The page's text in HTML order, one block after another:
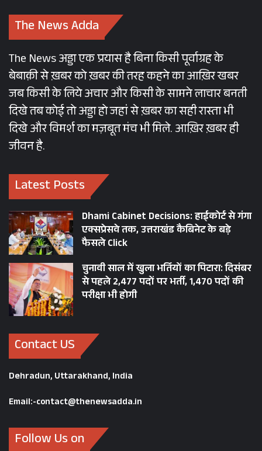
The News Adda
The News अड्डा एक प्रयास है बिना किसी पूर्वाग्रह के
बेबाक़ी से ख़बर को ख़बर की तरह कहने का आख़िर खबर
जब किसी के लिये अचार और किसी के सामने लाचार बनती
दिखे तब कोई तो अड्डा हो जहां से ख़बर का सही रास्ता भी
दिखे और विमर्श का मज़बूत मंच भी मिले. आख़िर ख़बर ही
जीवन है.
Latest Posts
Dhami Cabinet Decisions: हाईकोर्ट से गंगा
एक्सप्रेसवे तक, उत्तराखंड कैबिनेट के बड़े
फैसले Click
चुनावी साल में खुला भर्तियों का पिटारा: दिसंबर
से पहले 2,477 पदों पर भर्ती, 1,470 पदों की
परीक्षा भी होगी
Contact US
Dehradun, Uttarakhand, India
Email:-contact@thenewsadda.in
Follow Us on